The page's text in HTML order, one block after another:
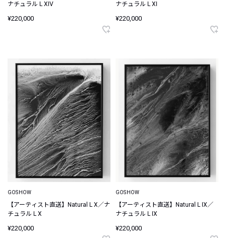
ナチュラル L XIV
¥220,000
ナチュラル L XI
¥220,000
GOSHOW
【アーティスト直送】Natural L X／ナ
チュラル L X
¥220,000
GOSHOW
【アーティスト直送】Natural L IX／
ナチュラル L IX
¥220,000